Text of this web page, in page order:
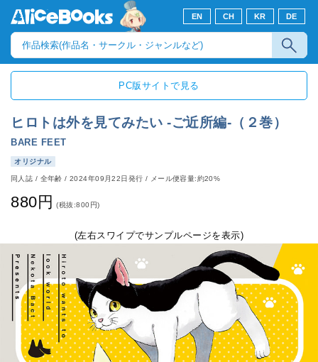
EN CH KR DE
PC版サイトで見る
ヒロトは外を見てみたい -ご近所編-（２巻）
BARE FEET
オリジナル
同人誌 / 全年齢/2024年09月22日発行 / メール便容量:約20%
880円 (税抜:800円)
(左右スワイプでサンプルページを表示)